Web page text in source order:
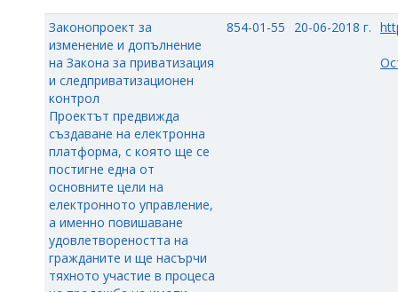
Законопроект за
изменение и допълнение
на Закона за приватизация
и следприватизационен
контрол
Проектът предвижда
създаване на електронна
платформа, с която ще се
постигне една от
основните цели на
електронното управление,
а именно повишаване
удовлетвореността на
гражданите и ще насърчи
тяхното участие в процеса
854-01-55 20-06-2018 г.